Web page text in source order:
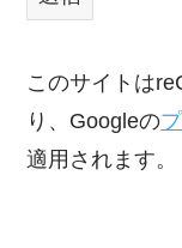
このサイトは
り、Googleの
適用されます。